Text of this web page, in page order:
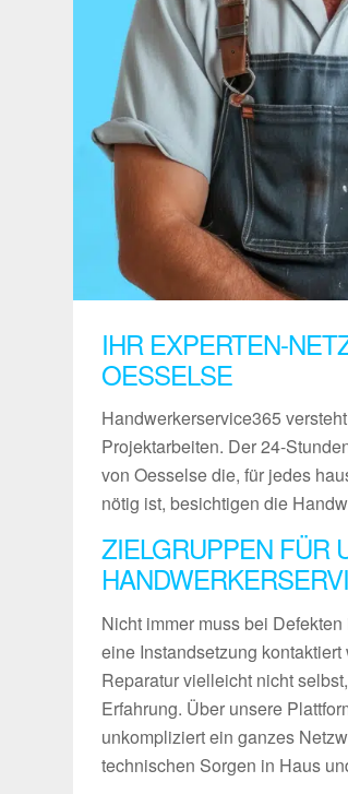
IHR EXPERTEN-
OESSELSE
Handwerkerservice365
Projektarbeiten. Der 24-
von Oesselse die, für jedes
nötig ist, besichtigen die
ZIELGRUPPEN FÜR
Nicht immer muss bei
eine Instandsetzung
Reparatur vielleicht nicht
Erfahrung. Über unsere
unkompliziert ein ganzes
technischen Sorgen in Haus